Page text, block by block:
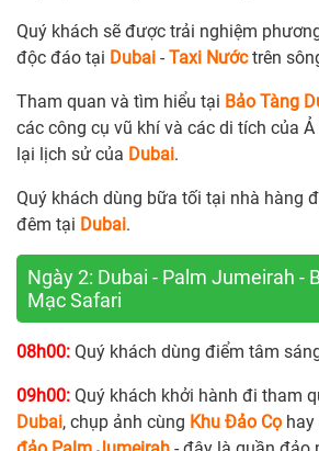
Quý khách sẽ được trải nghiệm
độc đáo tại Dubai - Taxi Nướctrên
Tham quan và tìm hiểu tại Bảo Tàng
các công cụ vũ khí và các di tích của
lại lịch sử của Dubai.
Quý khách dùng bữa tối tại nhà hàng
đêm tại Dubai.
Ngày 2: Dubai - Palm Jumeirah -
Mạc Safari
08h00: Quý khách dùng điểm tâm
09h00: Quý khách khởi hành đi tham
Dubai, chụp ảnh cùng Khu Đảo Cọ